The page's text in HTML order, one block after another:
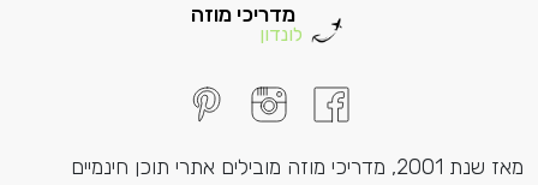
מדריכי מוזה
לונדון
מאז שנת 2001, מדריכי מוזה מובילים אתרי תוכן חינמיים